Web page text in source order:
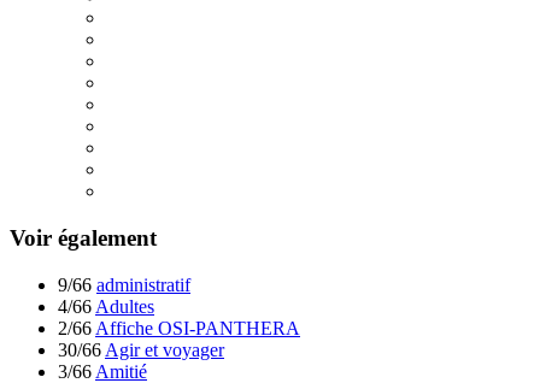
Voir également
9/66 administratif
4/66 Adultes
2/66 Affiche OSI-PANTHERA
30/66 Agir et voyager
3/66 Amitié